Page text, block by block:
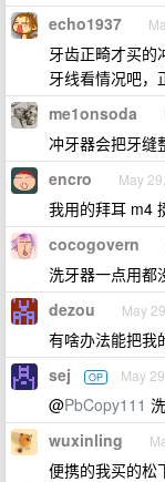
echo1937
牙齿正畸才买的
牙线看情况吧，
me1onsoda
冲牙器会把牙缝
encro May
我用的拜耳 m4
cocogovern
洗牙器一点用都
dezou May
有啥办法能把我
sej OP May
@PbCopy111
wuxinling
便携的我买的松